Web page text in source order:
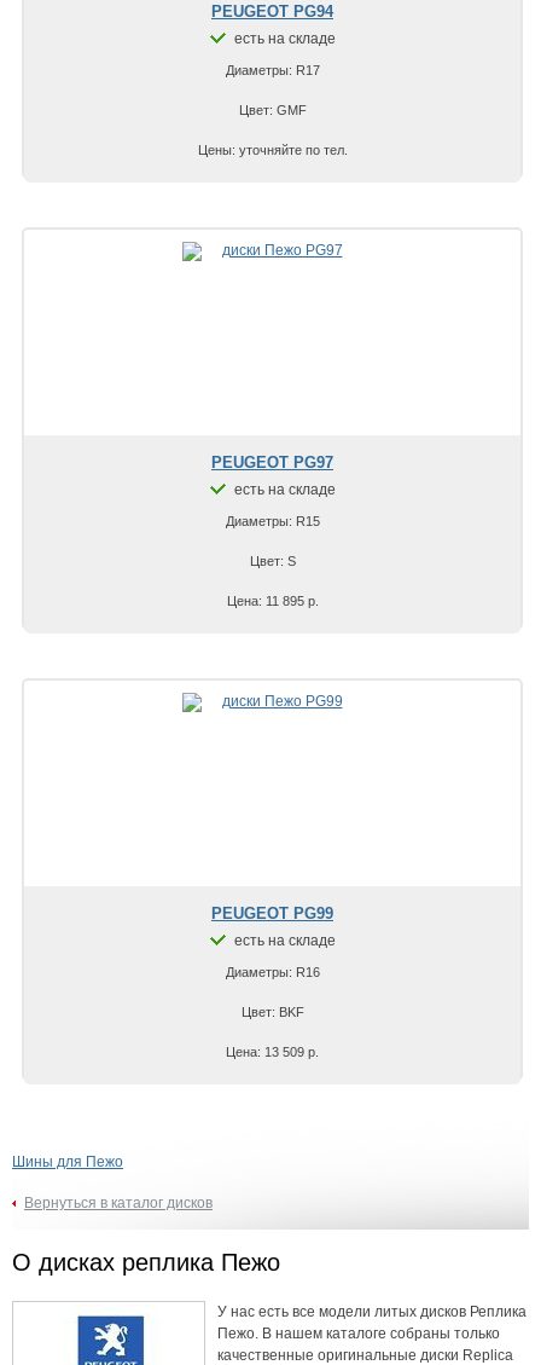
PEUGEOT PG94
есть на складе
Диаметры: R17
Цвет: GMF
Цены: уточняйте по тел.
PEUGEOT PG97
есть на складе
Диаметры: R15
Цвет: S
Цена: 11 895 р.
PEUGEOT PG99
есть на складе
Диаметры: R16
Цвет: BKF
Цена: 13 509 р.
Шины для Пежо
Вернуться в каталог дисков
О дисках реплика Пежо
У нас есть все модели литых дисков Реплика
Пежо. В нашем каталоге собраны только
качественные оригинальные диски Replica